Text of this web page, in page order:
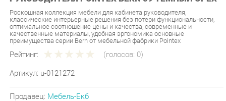
оптимальное соотношение цены и качества, современные и
качественные материалы, удобная эргономика основные
преимущества серии Bern от мебельной фабрики Pointex
Рейтинг: (голосов:0)
Артикул: u-0121272
Производитель:Pointex